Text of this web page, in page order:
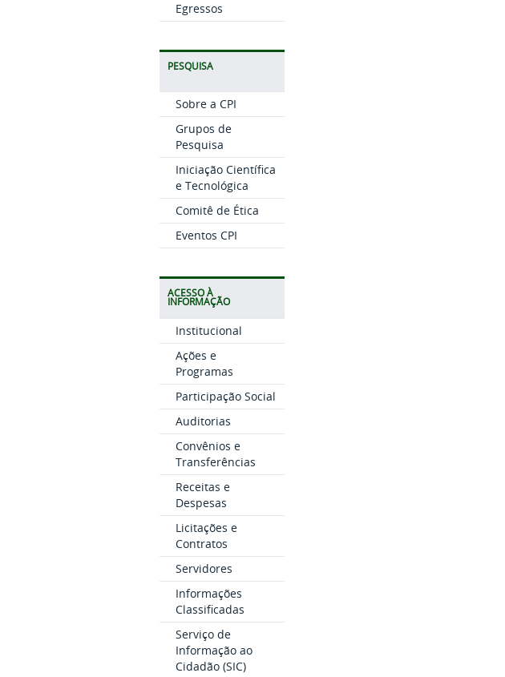
Egressos
PESQUISA
Sobre a CPI
Grupos de
Pesquisa
Iniciação Científica
e Tecnológica
Comitê de Ética
Eventos CPI
ACESSO À
INFORMAÇÃO
Institucional
Ações e
Programas
Participação Social
Auditorias
Convênios e
Transferências
Receitas e
Despesas
Licitações e
Contratos
Servidores
Informações
Classificadas
Serviço de
Informação ao
Cidadão (SIC)